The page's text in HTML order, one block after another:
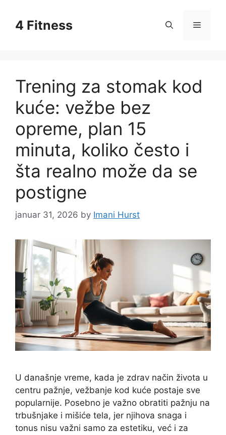
content4 Fitness Menu
Trening za stomak kod
kuće: vežbe bez
opreme, plan 15
minuta, koliko često i
šta realno može da se
postigne
januar 31, 2026 by Imani Hurst
U današnje vreme, kada je zdrav način života u
centru pažnje, vežbanje kod kuće postaje sve
popularnije. Posebno je važno obratiti pažnju na
trbušnjake i mišiće tela, jer njihova snaga i
tonus nisu važni samo za estetiku, već i za